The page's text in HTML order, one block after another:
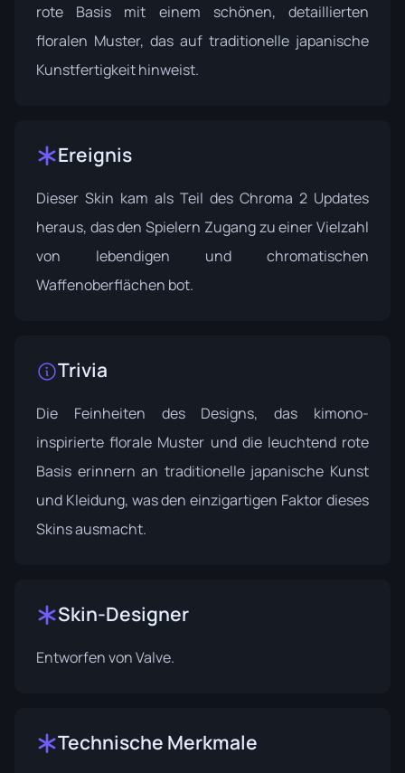
rote Basis mit einem schönen, detaillierten
floralen Muster, das auf traditionelle japanische
Kunstfertigkeit hinweist.
Ereignis
Dieser Skin kam als Teil des Chroma 2 Updates
heraus, das den Spielern Zugang zu einer Vielzahl
von lebendigen und chromatischen
Waffenoberflächen bot.
Trivia
Die Feinheiten des Designs, das kimono-
inspirierte florale Muster und die leuchtend rote
Basis erinnern an traditionelle japanische Kunst
und Kleidung, was den einzigartigen Faktor dieses
Skins ausmacht.
Skin-Designer
Entworfen vonValve.
Technische Merkmale